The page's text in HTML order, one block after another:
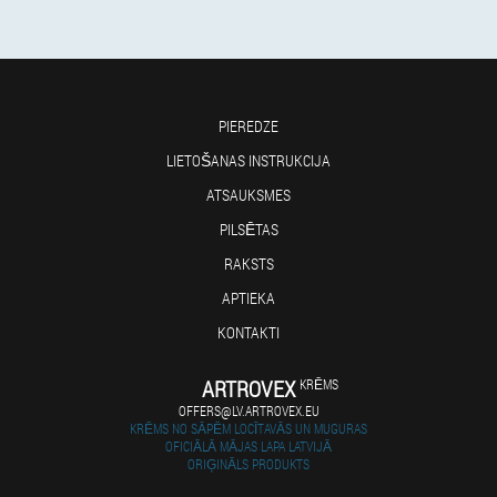
PIEREDZE
LIETOŠANAS INSTRUKCIJA
ATSAUKSMES
PILSĒTAS
RAKSTS
APTIEKA
KONTAKTI
ARTROVEX KRĒMS
OFFERS@LV.ARTROVEX.EU
KRĒMS NO SĀPĒM LOCĪTAVĀS UN MUGURAS
OFICIĀLĀ MĀJAS LAPA LATVIJĀ
ORIĢINĀLS PRODUKTS